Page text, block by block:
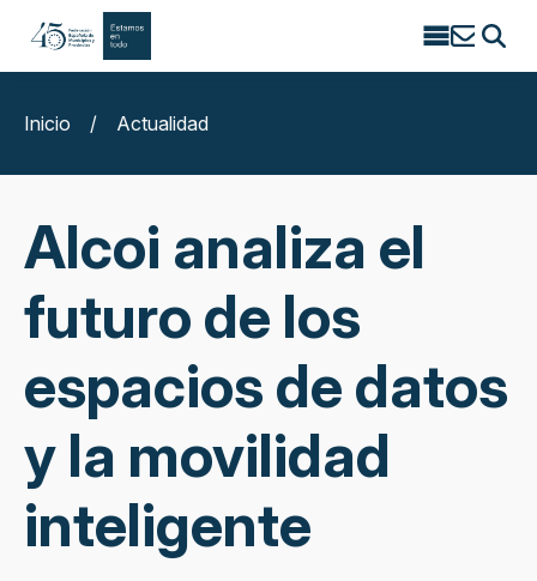
Search
Inicio
/ Actualidad
Alcoi analiza el
futuro de los
espacios de datos
y la movilidad
inteligente